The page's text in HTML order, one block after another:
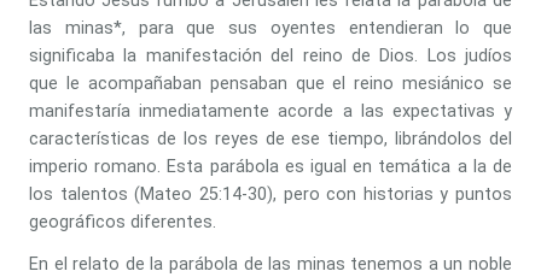
las minas*, para que sus oyentes entendieran lo que
significaba la manifestación del reino de Dios. Los judíos
que le acompañaban pensaban que el reino mesiánico se
manifestaría inmediatamente acorde a las expectativas y
características de los reyes de ese tiempo, librándolos del
imperio romano. Esta parábola es igual en temática a la de
los talentos (Mateo 25:14-30), pero con historias y puntos
geográficos diferentes.
En el relato de la parábola de las minas tenemos a un noble